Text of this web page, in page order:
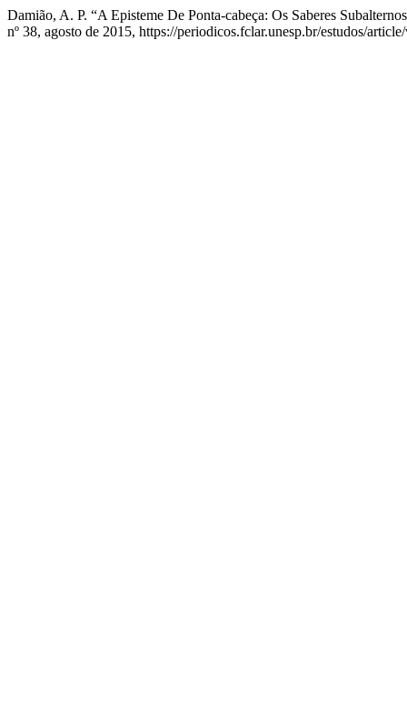
Damião, A. P. “A Episteme De Ponta-cabeça: Os Saberes
nº 38, agosto de 2015, https://periodicos.fclar.unesp.br/estudos/